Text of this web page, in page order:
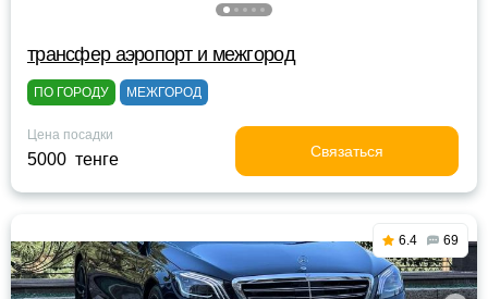
трансфер аэропорт и межгород
ПО ГОРОДУ МЕЖГОРОД
Цена посадки
5000 тенге Связаться
6.4 69